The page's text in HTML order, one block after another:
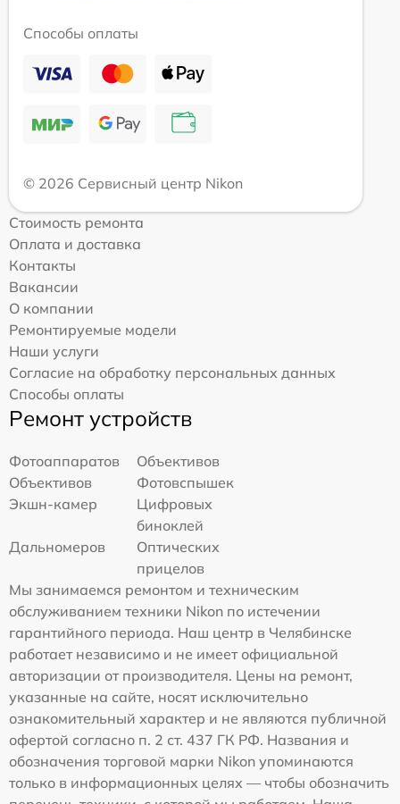
Способы оплаты
© 2026 Сервисный центр Nikon
Стоимость ремонта
Оплата и доставка
Контакты
Вакансии
О компании
Ремонтируемые модели
Наши услуги
Согласие на обработку персональных данных
Способы оплаты
Ремонт устройств
Фотоаппаратов
Объективов
Объективов
Фотовспышек
Экшн-камер
Цифровых
биноклей
Дальномеров
Оптических
прицелов
Мы занимаемся ремонтом и техническим
обслуживанием техники Nikon по истечении
гарантийного периода. Наш центр в Челябинске
работает независимо и не имеет официальной
авторизации от производителя. Цены на ремонт,
указанные на сайте, носят исключительно
ознакомительный характер и не являются публичной
офертой согласно п. 2 ст. 437 ГК РФ. Названия и
обозначения торговой марки Nikon упоминаются
только в информационных целях — чтобы обозначить